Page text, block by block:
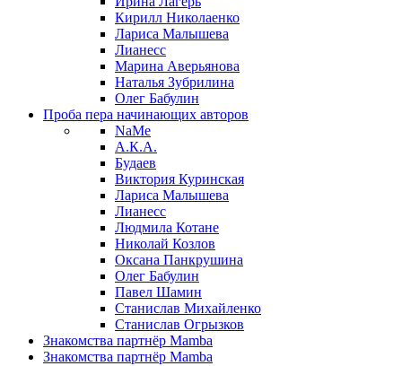
Кирилл Николаенко
Лариса Малышева
Лианесс
Марина Аверьянова
Наталья Зубрилина
Олег Бабулин
Проба пера начинающих авторов
NaMe
А.К.А.
Будаев
Виктория Куринская
Лариса Малышева
Лианесс
Людмила Котане
Николай Козлов
Оксана Панкрушина
Олег Бабулин
Павел Шамин
Станислав Михайленко
Станислав Огрызков
Знакомства партнёр Mamba
Знакомства партнёр Mamba